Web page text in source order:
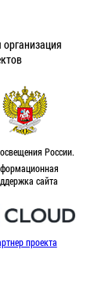
России.
сайта
проекта